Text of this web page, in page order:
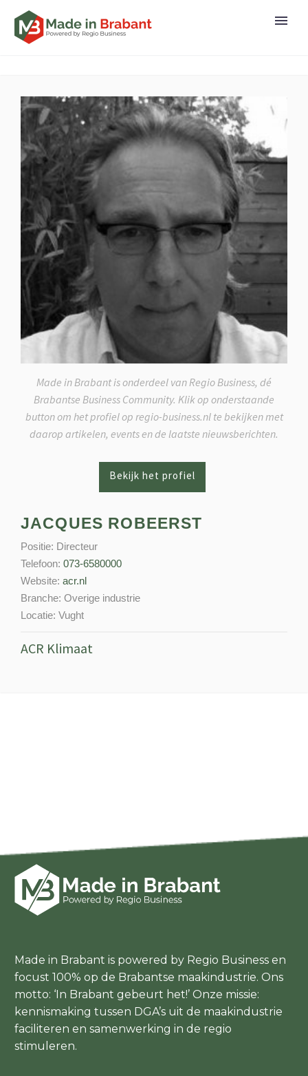
Made in Brabant is onderdeel van Regio Business, dé
Brabantse Business Community. Klik op onderstaande
button om het profiel op regio-business.nl te bekijken met
daarop artikelen, events en de laatste nieuwsberichten.
JACQUES ROBEERST
Positie: Directeur
Telefoon: 073-6580000
Website: acr.nl
Branche: Overige industrie
Locatie: Vught
ACR Klimaat
Made in Brabant is powered by Regio Business en
focust 100% op de Brabantse maakindustrie. Ons
motto: ‘In Brabant gebeurt het!’ Onze missie:
kennismaking tussen DGA’s uit de maakindustrie
faciliteren en samenwerking in de regio
stimuleren.